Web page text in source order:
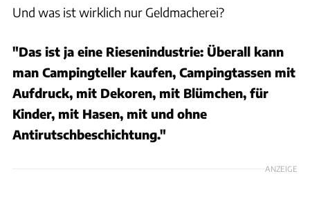
Und was ist wirklich nur Geldmacherei?
"Das ist ja eine Riesenindustrie: Überall kann
man Campingteller kaufen, Campingtassen mit
Aufdruck, mit Dekoren, mit Blümchen, für
Kinder, mit Hasen, mit und ohne
Antirutschbeschichtung."
ANZEIGE